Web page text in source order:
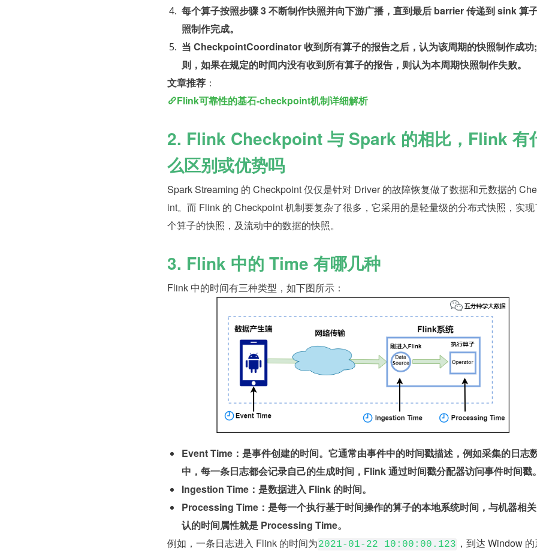
每个算子按照步骤 3 不断制作快照并向下游广播，直到最后 barrier 传递到 sink 算
照制作完成。
当 CheckpointCoordinator 收到所有算子的报告之后，认为该周期的快照制作成功
则，如果在规定的时间内没有收到所有算子的报告，则认为本周期快照制作失败。
文章推荐 ：
Flink可靠性的基石-checkpoint机制详细解析
2. Flink Checkpoint 与 Spark 的相比，Flink 有
么区别或优势吗
Spark Streaming 的 Checkpoint 仅仅是针对 Driver 的故障恢复做了数据和元数据的
int。而 Flink 的 Checkpoint 机制要复杂了很多，它采用的是轻量级的分布式快照，实
个算子的快照，及流动中的数据的快照。
3. Flink 中的 Time 有哪几种
Flink 中的时间有三种类型，如下图所示：
Event Time：是事件创建的时间。它通常由事件中的时间戳描述，例如采集的日志
中，每一条日志都会记录自己的生成时间，Flink 通过时间戳分配器访问事件时间戳
Ingestion Time：是数据进入 Flink 的时间。
Processing Time：是每一个执行基于时间操作的算子的本地系统时间，与机器相
认的时间属性就是 Processing Time。
例如，一条日志进入 Flink 的时间为2021-01-22 10:00:00.123 ，到达 Window